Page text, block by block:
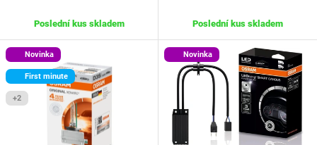
Poslední kus skladem Poslední kus skladem
Novinka
First minute
+2
Novinka